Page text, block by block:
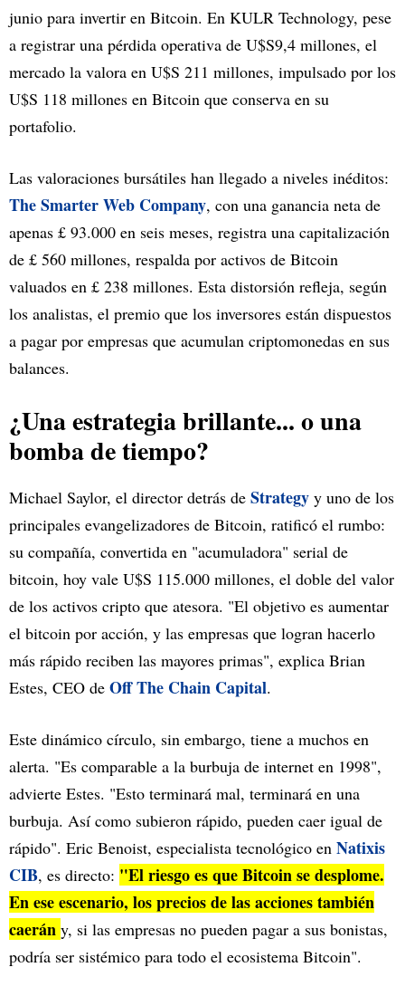
junio para invertir en Bitcoin. En KULR Technology, pese
a registrar una pérdida operativa de U$S9,4 millones, el
mercado la valora en U$S 211 millones, impulsado por los
U$S 118 millones en Bitcoin que conserva en su
portafolio.
Las valoraciones bursátiles han llegado a niveles inéditos:
The Smarter Web Company, con una ganancia neta de
apenas £ 93.000 en seis meses, registra una capitalización
de £ 560 millones, respalda por activos de Bitcoin
valuados en £ 238 millones. Esta distorsión refleja, según
los analistas, el premio que los inversores están dispuestos
a pagar por empresas que acumulan criptomonedas en sus
balances.
¿Una estrategia brillante... o una
bomba de tiempo?
Michael Saylor, el director detrás de Strategy y uno de los
principales evangelizadores de Bitcoin, ratificó el rumbo:
su compañía, convertida en "acumuladora" serial de
bitcoin, hoy vale U$S 115.000 millones, el doble del valor
de los activos cripto que atesora. "El objetivo es aumentar
el bitcoin por acción, y las empresas que logran hacerlo
más rápido reciben las mayores primas", explica Brian
Estes, CEO de Off The Chain Capital.
Este dinámico círculo, sin embargo, tiene a muchos en
alerta. "Es comparable a la burbuja de internet en 1998",
advierte Estes. "Esto terminará mal, terminará en una
burbuja. Así como subieron rápido, pueden caer igual de
rápido". Eric Benoist, especialista tecnológico en Natixis
CIB, es directo: "El riesgo es que Bitcoin se desplome.
En ese escenario, los precios de las acciones también
caerán y, si las empresas no pueden pagar a sus bonistas,
podría ser sistémico para todo el ecosistema Bitcoin".